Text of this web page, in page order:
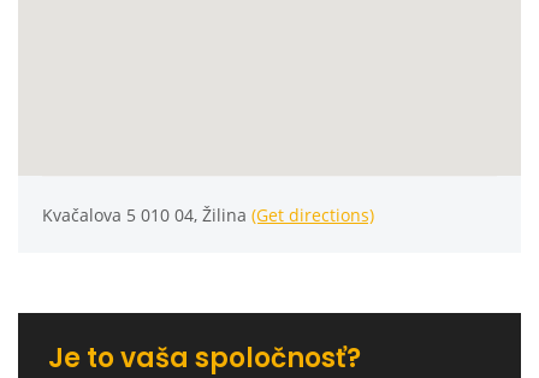
Kvačalova 5 010 04, Žilina (Get directions)
Je to vaša spoločnosť?